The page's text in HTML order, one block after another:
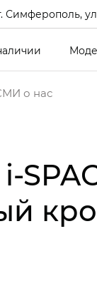
Симферополь,
о нас